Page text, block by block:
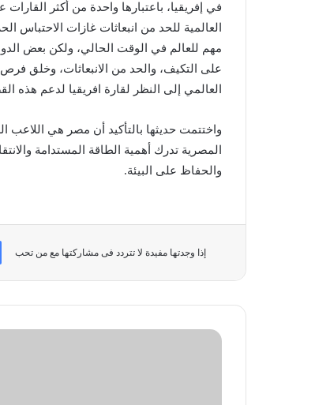
في إفريقيا، باعتبارها واحدة من أكثر
مهم للعالم في الوقت الحالي، ولكن بعض الدول
على التكيف، والحد من الانبعاثات، وخلق
العالمي إلى النظر لقارة افريقيا لدعم هذه
واختتمت حديثها بالتأكيد أن مصر هي اللاعب
المصرية تدرك أهمية الطاقة المستدامة
والحفاظ على البيئة.
إذا وجدتها مفيدة لا تتردد فى مشاركتها مع من تحب
«ديلويت»